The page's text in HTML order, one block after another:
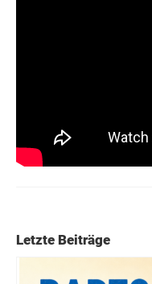
Letzte Beiträge